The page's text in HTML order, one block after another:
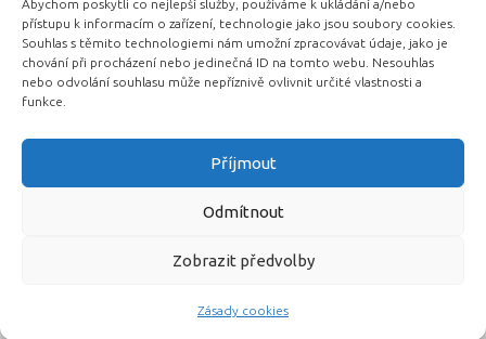
Abychom poskytli co nejlepší služby, používáme k ukládání a/nebo
přístupu k informacím o zařízení, technologie jako jsou soubory cookies.
Souhlas s těmito technologiemi nám umožní zpracovávat údaje, jako je
chování při procházení nebo jedinečná ID na tomto webu. Nesouhlas
nebo odvolání souhlasu může nepříznivě ovlivnit určité vlastnosti a
funkce.
Příjmout
Odmítnout
Zobrazit předvolby
Zásady cookies
Novinky automobilového průmyslu © 2026. Všechna práva
vyhrazena.
Podporováno - Designed with the
Související automobilové magazíny:
Auta.eu DotekSlova.cz